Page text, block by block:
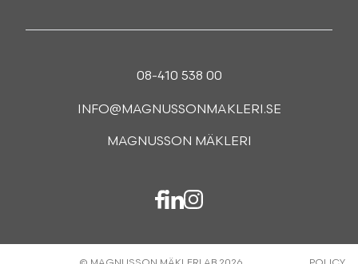
08-410 538 00
INFO@MAGNUSSONMAKLERI.SE
MAGNUSSON MÄKLERI